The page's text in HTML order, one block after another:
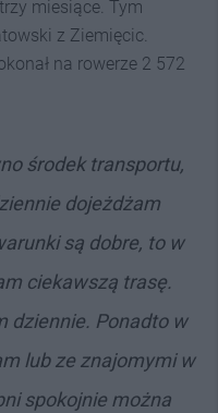
miesiące. Tym
z Ziemięcic.
na rowerze 2 572
środek transportu,
dojeżdżam
są dobre, to w
ciekawszą trasę.
dziennie. Ponadto w
lub ze znajomymi w
spokojnie można